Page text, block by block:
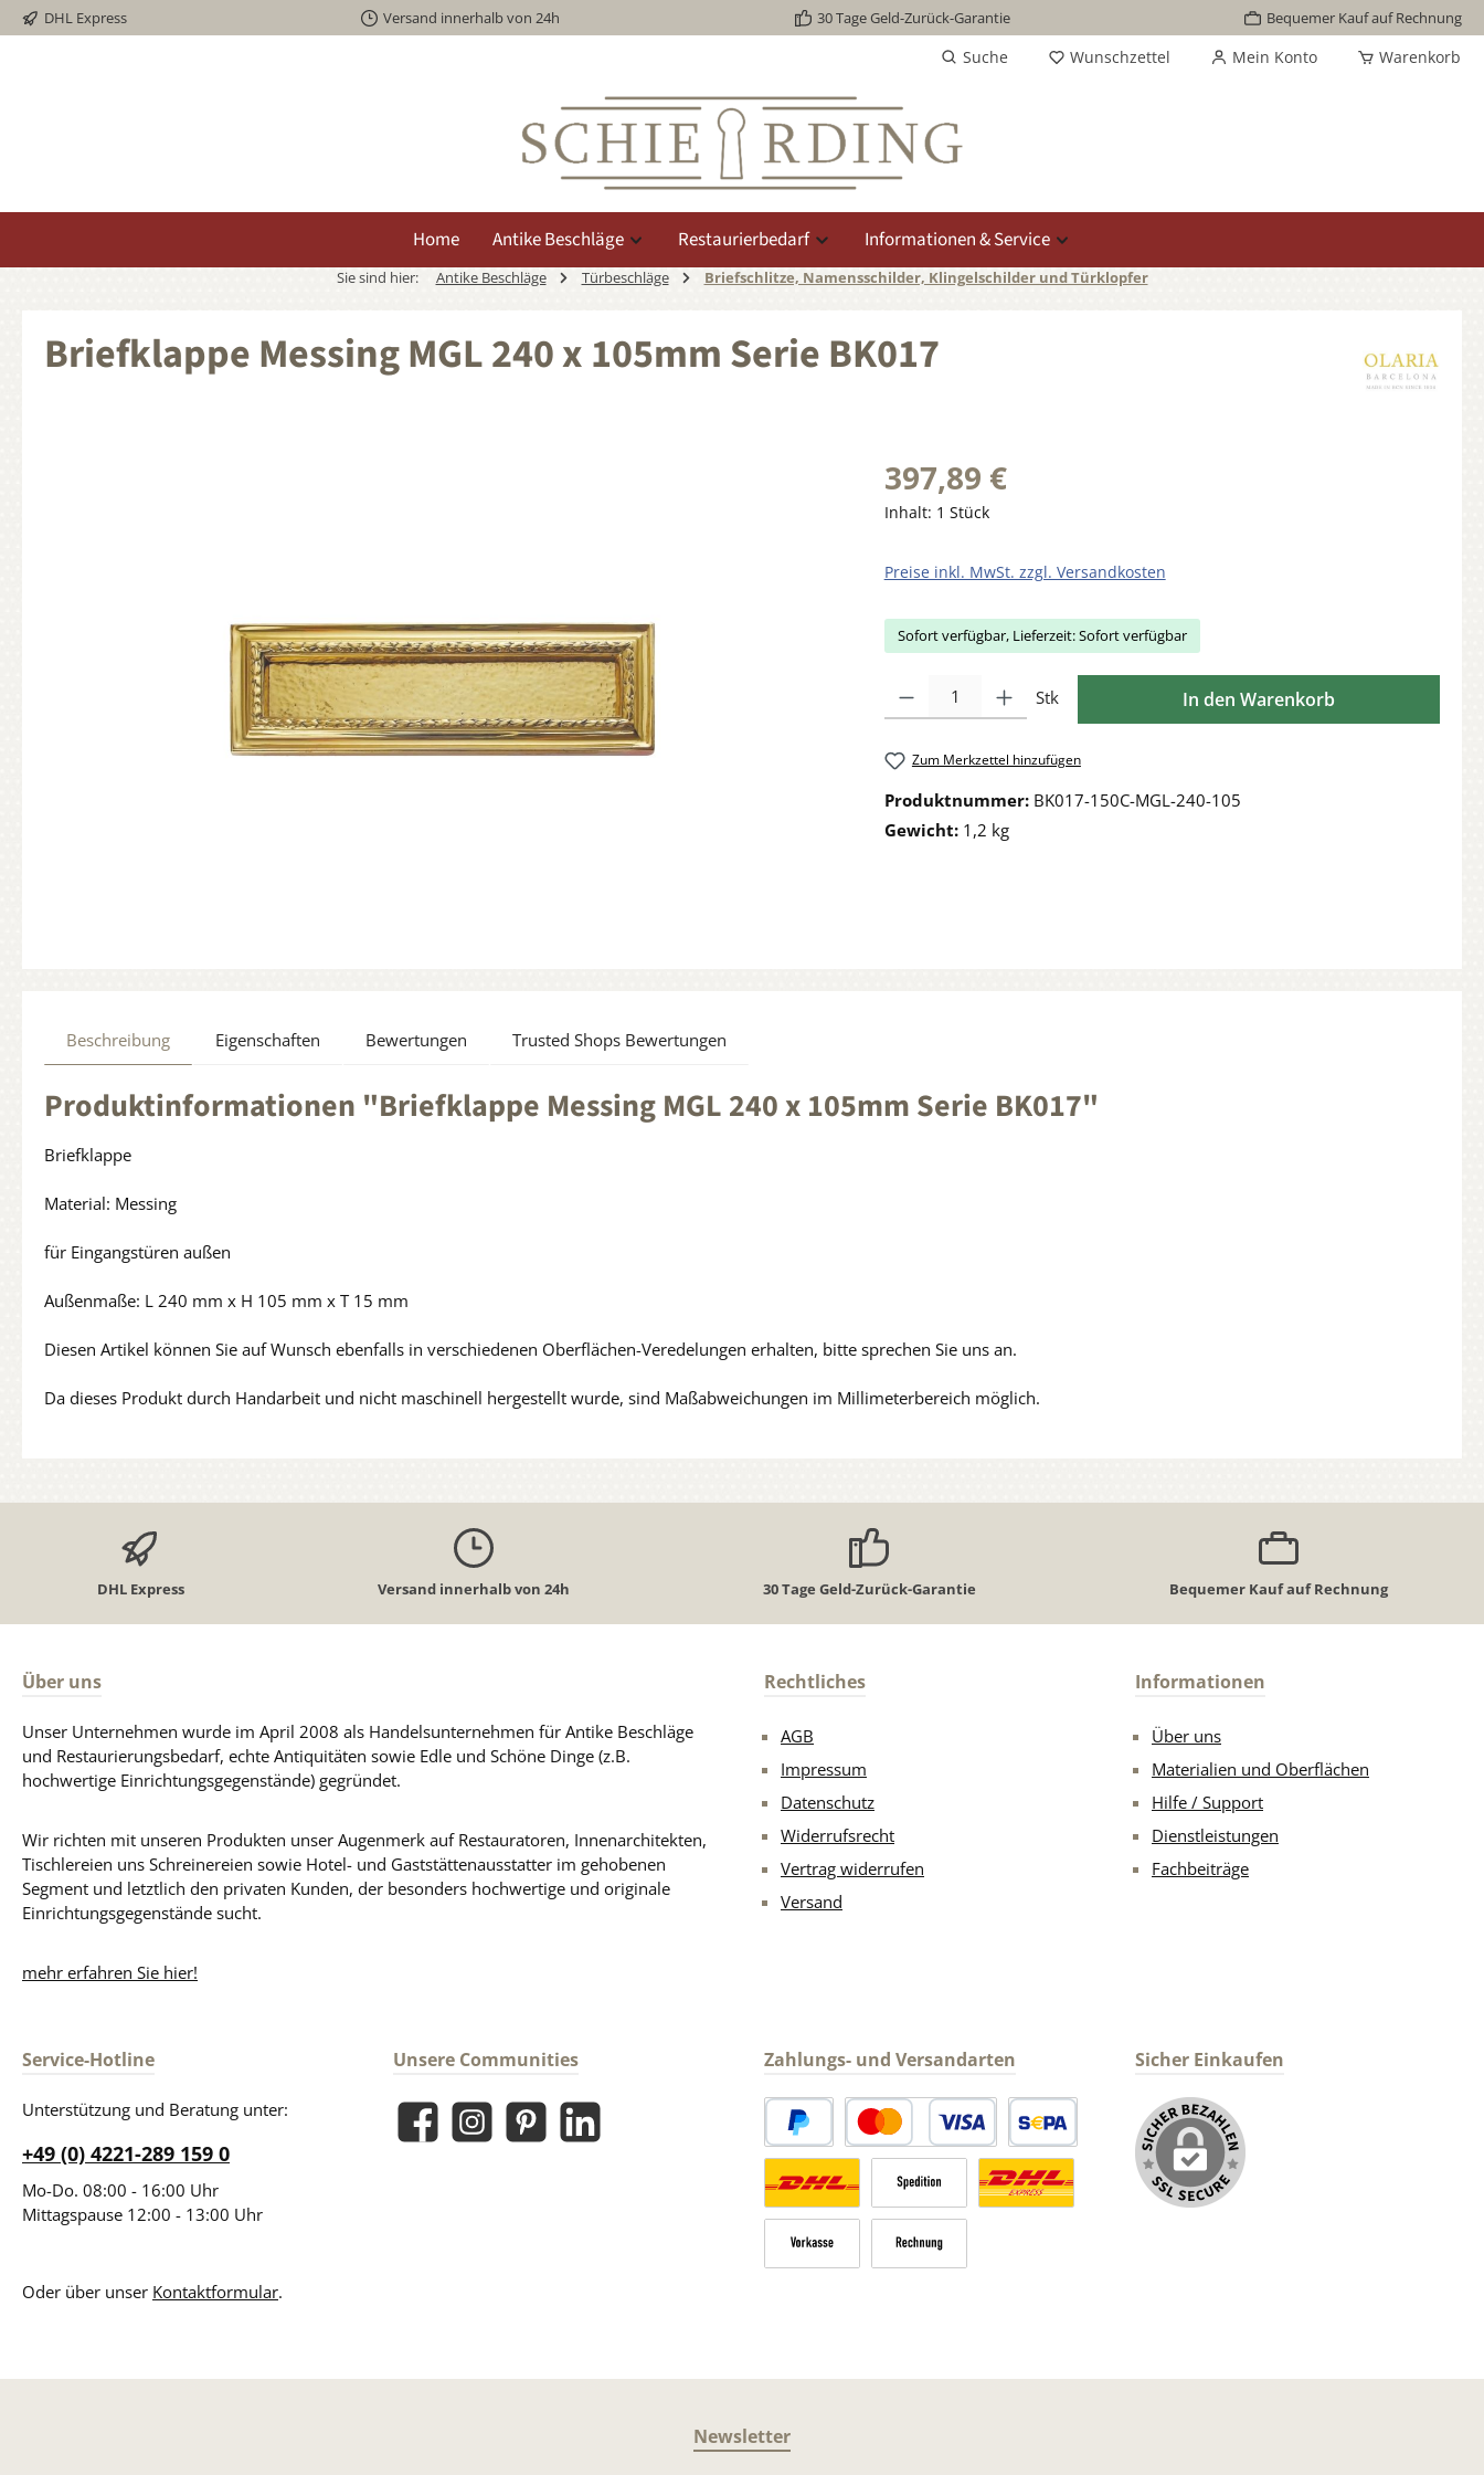
Zur Hauptnavigation springen
DHL Express Versand innerhalb von 24h 30 Tage Geld-Zurück-Garantie Bequemer Kauf auf Rechnung
Suche Wunschzettel Mein Konto Warenkorb
Home Antike Beschläge Restaurierbedarf Informationen & Service
Sie sind hier: Antike Beschläge Türbeschläge Briefschlitze, Namensschilder, Klingelschilder und Türklopfer
Briefklappe Messing MGL 240 x 105mm Serie BK017
397,89 €
Inhalt: 1 Stück
Preise inkl. MwSt. zzgl. Versandkosten
Sofort verfügbar, Lieferzeit: Sofort verfügbar
Stk In den Warenkorb
Zum Merkzettel hinzufügen
Produktnummer: BK017-150C-MGL-240-105
Gewicht: 1,2 kg
Beschreibung Eigenschaften Bewertungen Trusted Shops Bewertungen
Produktinformationen "Briefklappe Messing MGL 240 x 105mm Serie BK017"
Briefklappe
Material: Messing
für Eingangstüren außen
Außenmaße: L 240 mm x H 105 mm x T 15 mm
Diesen Artikel können Sie auf Wunsch ebenfalls in verschiedenen Oberflächen-Veredelungen erhalten, bitte sprechen Sie uns an.
Da dieses Produkt durch Handarbeit und nicht maschinell hergestellt wurde, sind Maßabweichungen im Millimeterbereich möglich.
DHL Express Versand innerhalb von 24h 30 Tage Geld-Zurück-Garantie Bequemer Kauf auf Rechnung
Über uns
Unser Unternehmen wurde im April 2008 als Handelsunternehmen für Antike Beschläge
und Restaurierungsbedarf, echte Antiquitäten sowie Edle und Schöne Dinge (z.B.
hochwertige Einrichtungsgegenstände) gegründet.
Wir richten mit unseren Produkten unser Augenmerk auf Restauratoren, Innenarchitekten,
Tischlereien uns Schreinereien sowie Hotel- und Gaststättenausstatter im gehobenen
Segment und letztlich den privaten Kunden, der besonders hochwertige und originale
Einrichtungsgegenstände sucht.
mehr erfahren Sie hier!
Rechtliches
AGB
Impressum
Datenschutz
Widerrufsrecht
Vertrag widerrufen
Versand
Informationen
Über uns
Materialien und Oberflächen
Hilfe / Support
Dienstleistungen
Fachbeiträge
Service-Hotline
Unterstützung und Beratung unter:
+49 (0) 4221-289 159 0
Mo-Do. 08:00 - 16:00 Uhr
Mittagspause 12:00 - 13:00 Uhr
Oder über unser Kontaktformular.
Unsere Communities
FacebookInstagramPinterestLinkedIn
Zahlungs- und Versandarten
PayPal Kredit- oder DebitkarteSEPA Lastschrift
Versandkosten Deutschland normaler Versand Deutsche Post
Sperrgut
Sicher Einkaufen
Newsletter